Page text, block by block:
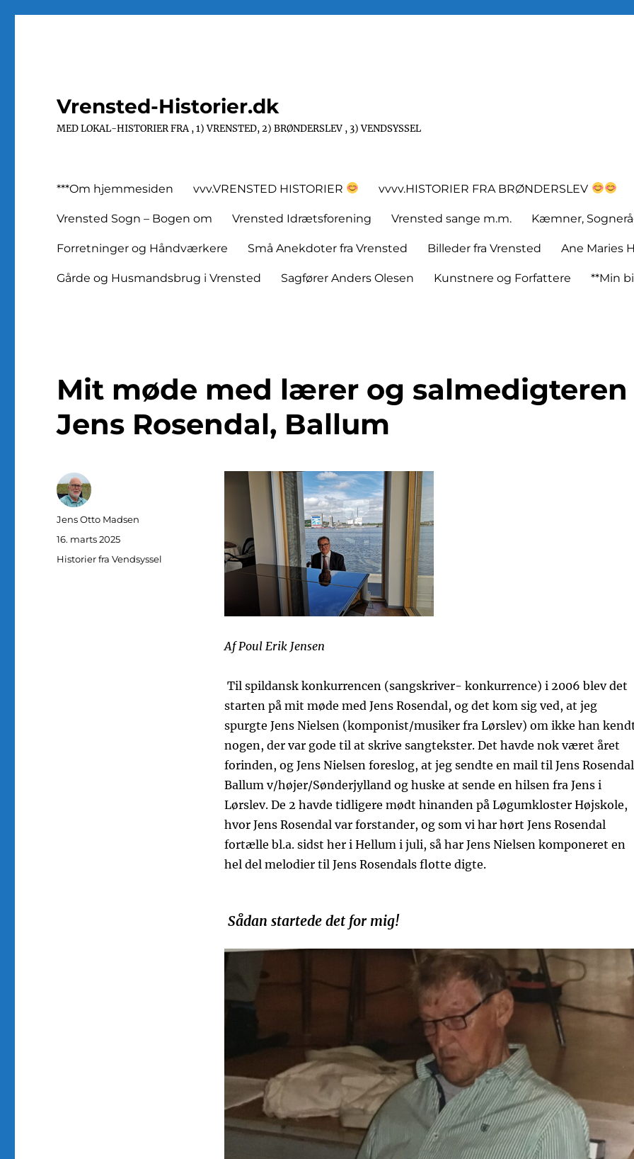
Vrensted-Historier.dk
MED LOKAL-HISTORIER FRA , 1) VRENSTED, 2) BRØNDERSLEV , 3) VENDSYSSEL
***Om hjemmesiden vvv.VRENSTED HISTORIER vvvv.HISTORIER FRA BRØNDERSLEV
Vrensted Sogn – Bogen om Vrensted Idrætsforening Vrensted sange m.m. Kæmner,
Forretninger og Håndværkere Små Anekdoter fra Vrensted Billeder fra Vrensted Ane Maries
Gårde og Husmandsbrug i Vrensted Sagfører Anders Olesen Kunstnere og Forfattere **Min
Mit møde med lærer og salmedigteren
Jens Rosendal, Ballum
Af Poul Erik Jensen
Til spildansk konkurrencen (sangskriver- konkurrence) i 2006 blev det
starten på mit møde med Jens Rosendal, og det kom sig ved, at jeg
spurgte Jens Nielsen (komponist/musiker fra Lørslev) om ikke han
nogen, der var gode til at skrive sangtekster. Det havde nok været året
forinden, og Jens Nielsen foreslog, at jeg sendte en mail til Jens
Ballum v/højer/Sønderjylland og huske at sende en hilsen fra Jens i
Lørslev. De 2 havde tidligere mødt hinanden på Løgumkloster Højskole,
hvor Jens Rosendal var forstander, og som vi har hørt Jens Rosendal
fortælle bl.a. sidst her i Hellum i juli, så har Jens Nielsen komponeret en
hel del melodier til Jens Rosendals flotte digte.
Sådan startede det for mig!
Forfatter
Jens Otto Madsen
Udgivet
16. marts 2025
Kategorier
Historier fra Vendsyssel